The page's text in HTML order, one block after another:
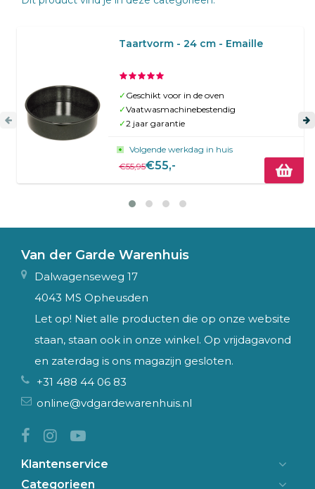
Taartvorm - 24 cm - Emaille
✓ Geschikt voor in de oven
✓Vaatwasmachinebestendig
✓2 jaar garantie
Volgende werkdag in huis
€55,95€55,-
Van der Garde Warenhuis
Dalwagenseweg 17
4043 MS Opheusden
Let op! Niet alle producten die op onze website
staan, staan ook in onze winkel. Op vrijdagavond
en zaterdag is ons magazijn gesloten.
+31 488 44 06 83
online@vdgardewarenhuis.nl
Klantenservice
Categorieen